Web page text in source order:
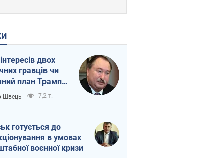
двох
гравців чи
план Трампа
Швець 7,2 т.
готується до
в умовах
воєнної кризи